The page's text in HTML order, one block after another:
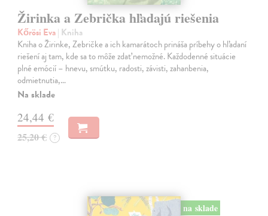
Žirinka a Zebrička hľadajú riešenia
Kőrösi Eva| Kniha
Kniha o Žirinke, Zebričke a ich kamarátoch prináša príbehy o hľadaní
riešení aj tam, kde sa to môže zdať nemožné. Každodenné situácie
plné emócií – hnevu, smútku, radosti, závisti, zahanbenia,
odmietnutia,…
Na sklade
24,44 €
25,20 € ?
na sklade